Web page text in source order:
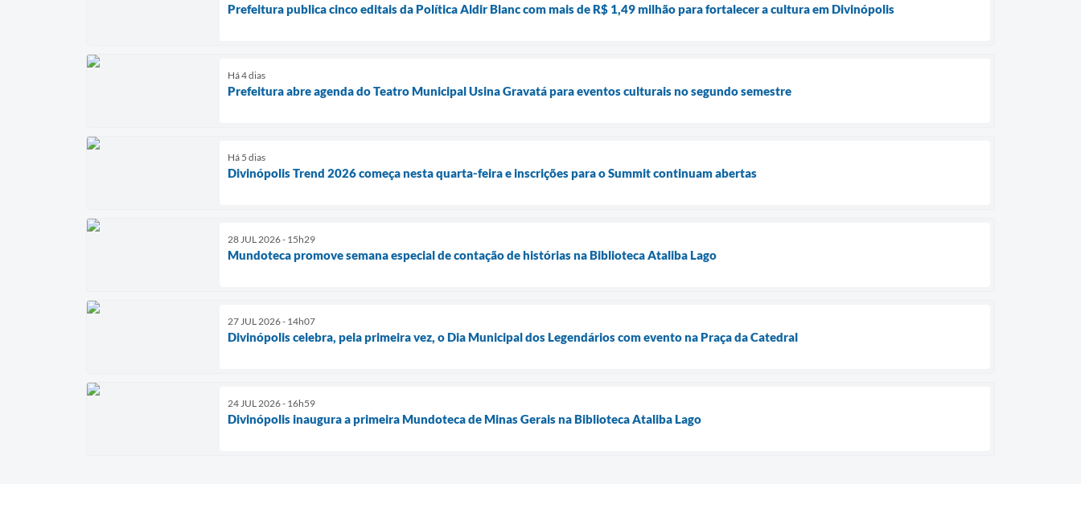
Prefeitura publica cinco editais da Política Aldir Blanc com mais de R$ 1,49 milhão para fortalecer a cultura em Divinópolis
Há 4 dias
Prefeitura abre agenda do Teatro Municipal Usina Gravatá para eventos culturais no segundo semestre
Há 5 dias
Divinópolis Trend 2026 começa nesta quarta-feira e inscrições para o Summit continuam abertas
28 JUL 2026 - 15h29
Mundoteca promove semana especial de contação de histórias na Biblioteca Ataliba Lago
27 JUL 2026 - 14h07
Divinópolis celebra, pela primeira vez, o Dia Municipal dos Legendários com evento na Praça da Catedral
24 JUL 2026 - 16h59
Divinópolis inaugura a primeira Mundoteca de Minas Gerais na Biblioteca Ataliba Lago